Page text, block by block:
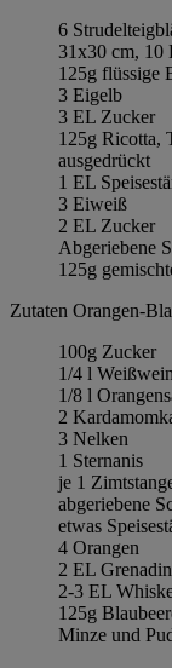
6
31x30 cm, 10
125g flüssige
3 Eigelb
3 EL Zucker
125g Ricotta,
ausgedrückt
1 EL
3 Eiweiß
2 EL Zucker
Abgeriebene
125g
Zutaten Orangen-
100g Zucker
1/4 l Weißwein
1/8 l
2
3 Nelken
1 Sternanis
je 1
abgeriebene
etwas
4 Orangen
2 EL
2-3 EL
125g
Minze und